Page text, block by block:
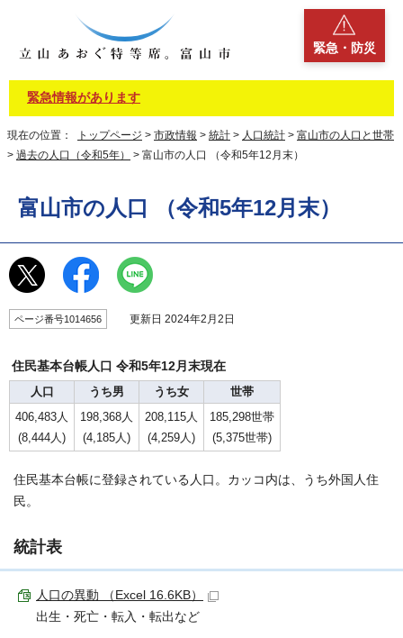
緊急・防災
緊急情報があります
現在の位置： トップページ > 市政情報 > 統計 > 人口統計 > 富山市の人口と世帯
> 過去の人口（令和5年） > 富山市の人口 （令和5年12月末）
富山市の人口 （令和5年12月末）
ページ番号1014656 更新日 2024年2月2日
住民基本台帳人口 令和5年12月末現在
人口
うち男 うち女
世帯
406,483人
(8,444人)
198,368人
(4,185人)
208,115人
(4,259人)
185,298世帯
(5,375世帯)
住民基本台帳に登録されている人口。カッコ内は、うち外国人住
民。
統計表
人口の異動 （Excel 16.6KB）
出生・死亡・転入・転出など